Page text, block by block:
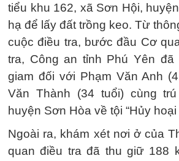
tiểu khu 162, xã Sơn Hội,
hạ để lấy đất trồng keo. Từ
cuộc điều tra, bước đầu Cơ
tra, Công an tỉnh Phú Yên đã
giam đối với Phạm Văn Anh
Văn Thành (34 tuổi) cùng
huyện Sơn Hòa về tội “Hủy hoại
Ngoài ra, khám xét nơi ở của
quan điều tra đã thu giữ 188